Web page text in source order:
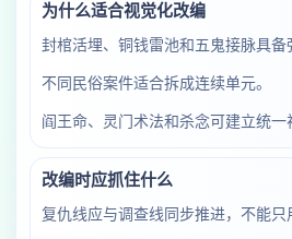
为什么适合视觉化改编
封棺活埋、铜钱雷池和五鬼接脉具备
不同民俗案件适合拆成连续单元。
阎王命、灵门术法和杀念可建立统一
改编时应抓住什么
复仇线应与调查线同步推进，不能只